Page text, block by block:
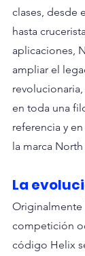
clases, desde
hasta
aplicaciones,
ampliar el
en toda una
referencia y
la marca North
La
Originalmente
competición
código Helix